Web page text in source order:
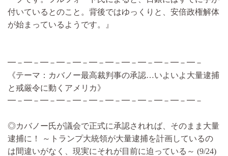
付いているとのこと。背後ではゆっくりと、安倍政権解体
が始まっているようです。』
━－━－━－━－━－━－━－━－━－━－━－━－
《テーマ：カバノー最高裁判事の承認…いよいよ大量逮捕
と戒厳令に動くアメリカ》
━－━－━－━－━－━－━－━－━－━－━－━－
◎カバノー氏が議会で正式に承認されれば、そのまま大量
逮捕に！ ～トランプ大統領が大量逮捕を計画しているの
は間違いがなく、現実にそれが目前に迫っている～ (9/24)